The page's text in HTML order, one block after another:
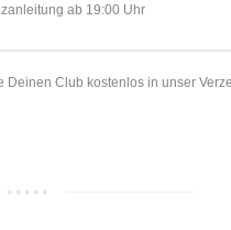
ab 19:00 Uhr
Deinen Club kostenlos in unser